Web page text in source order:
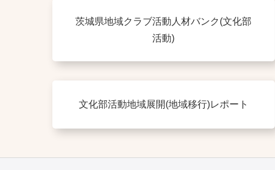
茨城県地域クラブ活動人材バンク(文化部
活動)
文化部活動地域展開(地域移行)レポート